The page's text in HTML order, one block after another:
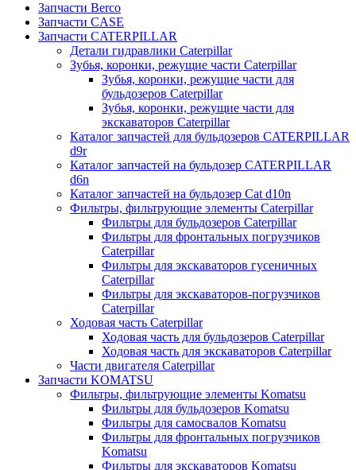
Запчасти Berco
Запчасти CASE
Запчасти CATERPILLAR
Детали гидравлики Caterpillar
Зубья, коронки, режущие части Caterpillar
Зубья, коронки, режущие части для
бульдозеров Caterpillar
Зубья, коронки, режущие части для
экскаваторов Caterpillar
Каталог запчастей для бульдозеров CATERPILLAR
d9r
Каталог запчастей на бульдозер CATERPILLAR
d6n
Каталог запчастей на бульдозер Сat d10n
Фильтры, фильтрующие элементы Caterpillar
Фильтры для бульдозеров Caterpillar
Фильтры для фронтальных погрузчиков
Caterpillar
Фильтры для экскаваторов гусеничных
Caterpillar
Фильтры для экскаваторов-погрузчиков
Caterpillar
Ходовая часть Caterpillar
Ходовая часть для бульдозеров Caterpillar
Ходовая часть для экскаваторов Caterpillar
Части двигателя Caterpillar
Запчасти KOMATSU
Фильтры, фильтрующие элементы Komatsu
Фильтры для бульдозеров Komatsu
Фильтры для самосвалов Komatsu
Фильтры для фронтальных погрузчиков
Komatsu
Фильтры для экскаваторов Komatsu